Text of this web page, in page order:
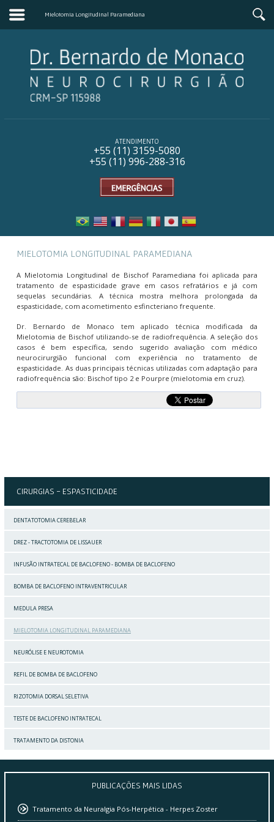
Mielotomia Longitudinal Paramediana
ATENDIMENTO
+55 (11) 3159-5080
+55 (11) 996-288-316
MIELOTOMIA LONGITUDINAL PARAMEDIANA
A Mielotomia Longitudinal de Bischof Paramediana foi aplicada para
tratamento de espasticidade grave em casos refratários e já com
sequelas secundárias. A técnica mostra melhora prolongada da
espasticidade, com acometimento esfincteriano frequente.
Dr. Bernardo de Monaco tem aplicado técnica modificada da
Mielotomia de Bischof utilizando-se de radiofrequência. A seleção dos
casos é bem específica, sendo sugerido avaliação com médico
neurocirurgião funcional com experiência no tratamento de
espasticidade. As duas principais técnicas utilizadas com adaptação para
radiofrequência são: Bischof tipo 2 e Pourpre (mielotomia em cruz).
CIRURGIAS - ESPASTICIDADE
DENTATOTOMIA CEREBELAR
DREZ - TRACTOTOMIA DE LISSAUER
INFUSÃO INTRATECAL DE BACLOFENO - BOMBA DE BACLOFENO
BOMBA DE BACLOFENO INTRAVENTRICULAR
MEDULA PRESA
MIELOTOMIA LONGITUDINAL PARAMEDIANA
NEURÓLISE E NEUROTOMIA
REFIL DE BOMBA DE BACLOFENO
RIZOTOMIA DORSAL SELETIVA
TESTE DE BACLOFENO INTRATECAL
TRATAMENTO DA DISTONIA
PUBLICAÇÕES MAIS LIDAS
Tratamento da Neuralgia Pós-Herpética - Herpes Zoster